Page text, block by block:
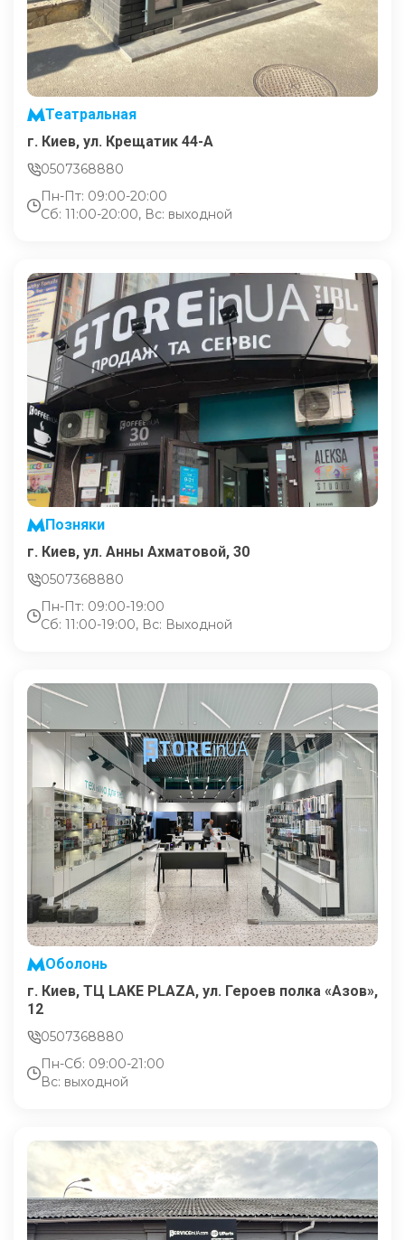
Театральная
г. Киев, ул. Крещатик 44-А
0507368880
Пн-Пт: 09:00-20:00
Сб: 11:00-20:00, Вс: выходной
Позняки
г. Киев, ул. Анны Ахматовой, 30
0507368880
Пн-Пт: 09:00-19:00
Сб: 11:00-19:00, Вс: Выходной
Оболонь
г. Киев, ТЦ LAKE PLAZA, ул. Героев полка «Азов»,
12
0507368880
Пн-Сб: 09:00-21:00
Вс: выходной